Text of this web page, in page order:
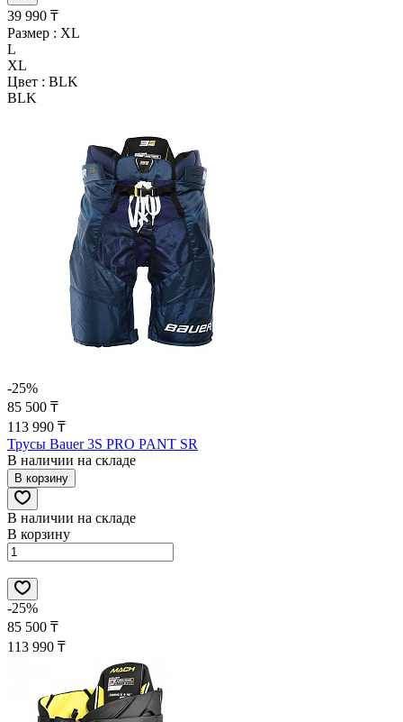
39 990 ₸
Размер : XL
L
XL
Цвет : BLK
BLK
-25%
85 500 ₸
113 990 ₸
Трусы Bauer 3S PRO PANT SR
В наличии на складе
В корзину
В наличии на складе
В корзину
-25%
85 500 ₸
113 990 ₸